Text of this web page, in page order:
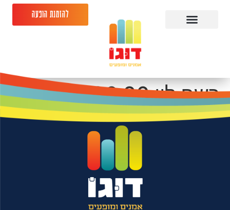
להזמנת הופעה
רשף לוי 24.06.26 היכל
התרבות מודיעין מכבים